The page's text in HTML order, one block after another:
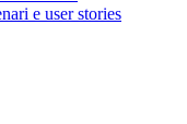
e user stories